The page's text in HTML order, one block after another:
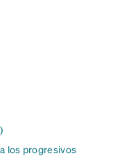
los progresivos